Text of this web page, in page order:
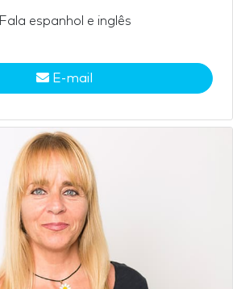
Fala espanhol e inglês
E-mail